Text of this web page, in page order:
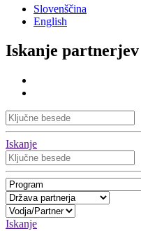
Slovenščina
English
Iskanje partnerjev
Iskanje
Iskanje